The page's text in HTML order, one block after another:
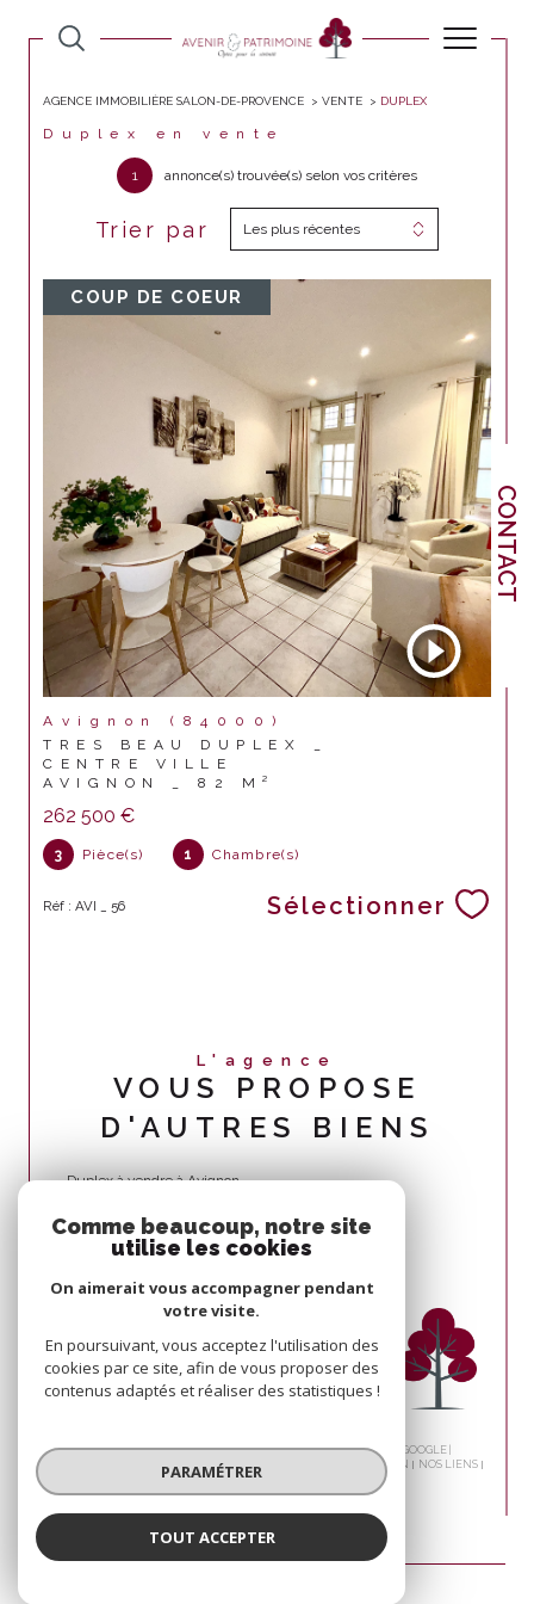
CONTACT
AGENCE IMMOBILIÈRE SALON-DE-PROVENCE VENTE DUPLEX
Duplex en vente
1 annonce(s) trouvée(s) selon vos critères
Trier par Les plus récentes
COUP DE COEUR
Avignon (84000)
TRES BEAU DUPLEX _
CENTRE VILLE
AVIGNON _ 82 M²
262 500 €
3 Pièce(s) 1 Chambre(s)
Réf : AVI _ 56 Sélectionner
L'agence
VOUS PROPOSE
D'AUTRES BIENS
Duplex à vendre à Avignon
© 2026 | TOUS DROITS RÉSERVÉS | TRADUCTION POWERED BY GOOGLE |
PLAN DU SITE ADMIN
NOS LIENS
POLITIQUE RGPD
Comme beaucoup, notre site
utilise les cookies
On aimerait vous accompagner pendant
votre visite.
En poursuivant, vous acceptez l'utilisation des
cookies par ce site, afin de vous proposer des
contenus adaptés et réaliser des statistiques !
PARAMÉTRER
TOUT ACCEPTER